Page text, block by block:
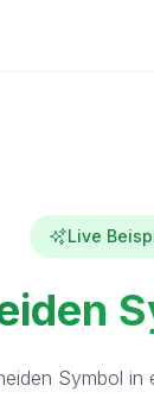
Live
Symbol